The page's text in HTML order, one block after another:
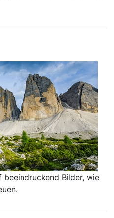
beeindruckend Bilder, wie